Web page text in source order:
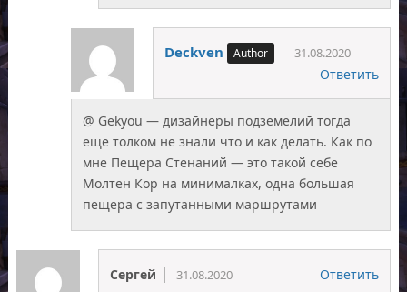
Deckven 31.08.2020
Ответить
@ Gekyou — дизайнеры подземелий тогда
еще толком не знали что и как делать. Как по
мне Пещера Стенаний — это такой себе
Молтен Кор на минималках, одна большая
пещера с запутанными маршрутами
Сергей 31.08.2020 Ответить